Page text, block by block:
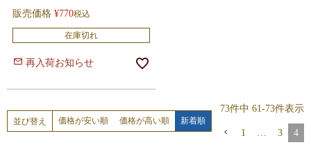
販売価格 ¥770税込
在庫切れ
再入荷お知らせ
並び替え 価格が安い順 価格が高い順 新着順
73件中 61-73件表示
1 3 4